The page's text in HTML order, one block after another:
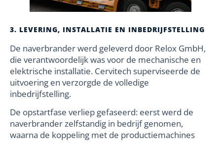
3. LEVERING, INSTALLATIE EN INBEDRIJFSTELLING
De naverbrander werd geleverd door Relox GmbH,
die verantwoordelijk was voor de mechanische en
elektrische installatie. Cervitech superviseerde de
uitvoering en verzorgde de volledige
inbedrijfstelling.
De opstartfase verliep gefaseerd: eerst werd de
naverbrander zelfstandig in bedrijf genomen,
waarna de koppeling met de productiemachines